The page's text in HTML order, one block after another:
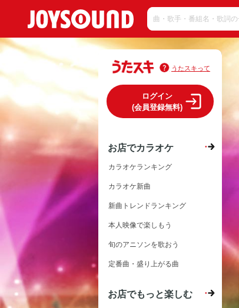
うたスキって
ログイン
(会員登録無料)
お店でカラオケ
カラオケランキング
カラオケ新曲
新曲トレンドランキング
本人映像で楽しもう
旬のアニソンを歌おう
定番曲・盛り上がる曲
お店でもっと楽しむ